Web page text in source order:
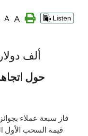
A A Listen
62.5 ألف
قيمة السحب الأول